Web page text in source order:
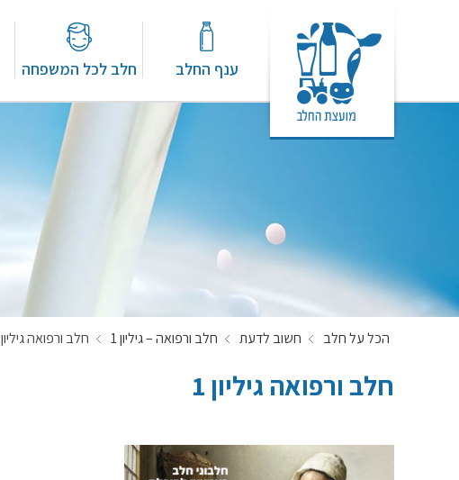
ענף החלב חלב לכל המשפחה
הכל על חלב חשוב לדעת חלב ורפואה – גיליון 1 חלב ורפואה גיליון 1
חלב ורפואה גיליון 1